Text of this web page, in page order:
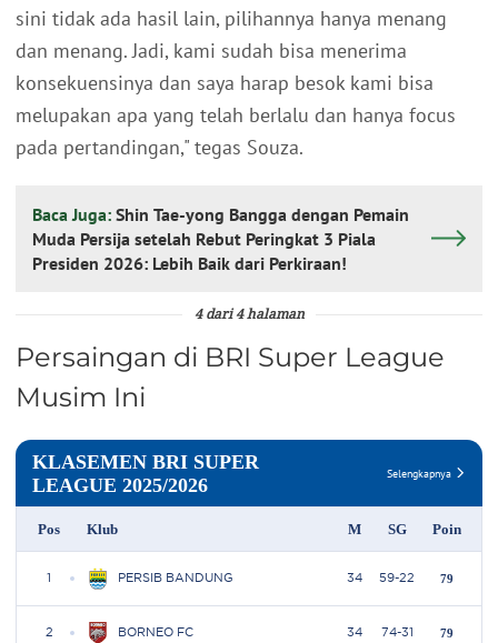
sini tidak ada hasil lain, pilihannya hanya menang
dan menang. Jadi, kami sudah bisa menerima
konsekuensinya dan saya harap besok kami bisa
melupakan apa yang telah berlalu dan hanya focus
pada pertandingan," tegas Souza.
Baca Juga: Shin Tae-yong Bangga dengan Pemain
Muda Persija setelah Rebut Peringkat 3 Piala
Presiden 2026: Lebih Baik dari Perkiraan!
4 dari 4 halaman
Persaingan di BRI Super League
Musim Ini